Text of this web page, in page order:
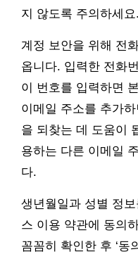
지 않도록 주의하세요.
계정 보안을 위해 전
옵니다. 입력한 전화
이 번호를 입력하면
이메일 주소를 추가
을 되찾는 데 도움이
용하는 다른 이메일
다.
생년월일과 성별 정
스 이용 약관에 동의
꼼꼼히 확인한 후 ‘동